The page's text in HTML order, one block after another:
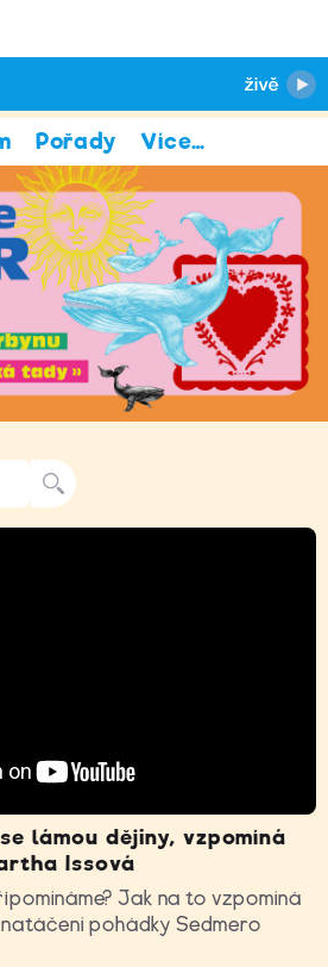
Pořady Více…
lámou dějiny, vzpomíná
Issová
Jak na to vzpomíná
pohádky Sedmero